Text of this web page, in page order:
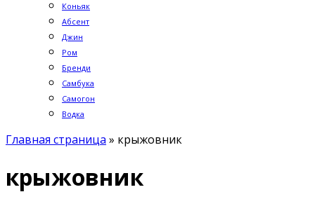
Коньяк
Абсент
Джин
Ром
Бренди
Самбука
Самогон
Водка
Главная страница » крыжовник
крыжовник